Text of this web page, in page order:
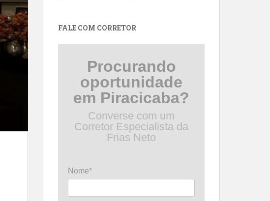
FALE COM CORRETOR
Procurando
oportunidade
em Piracicaba?
Converse com um
Corretor Especialista da
Frias Neto
Nome*